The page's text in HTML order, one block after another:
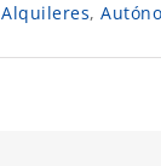
Alquileres,